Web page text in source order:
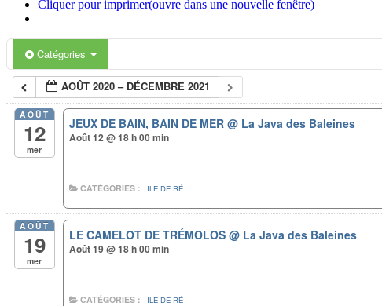
Cliquer pour imprimer(ouvre dans une nouvelle fenêtre)
Catégories
AOÛT 2020 – DÉCEMBRE 2021
AOÛT
12
mer
JEUX DE BAIN, BAIN DE MER@ La Java des Baleines
Août 12 @ 18 h 00 min
CATÉGORIES : ILE DE RÉ
AOÛT
19
mer
LE CAMELOT DE TRÉMOLOS@ La Java des Baleines
Août 19 @ 18 h 00 min
CATÉGORIES : ILE DE RÉ